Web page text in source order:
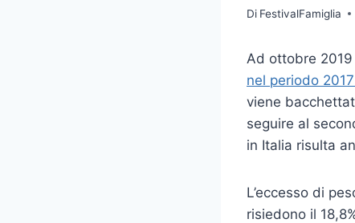
Di FestivalFamiglia
Ad ottobre 2019
nel periodo
viene
seguire al
in Italia risulta
L’eccesso di
risiedono il